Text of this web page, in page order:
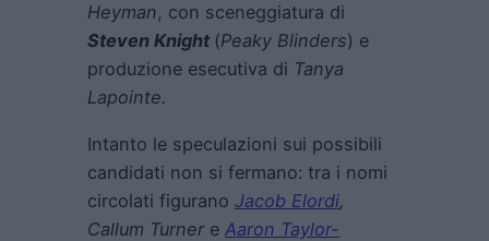
Heyman, con sceneggiatura di
Steven Knight (Peaky Blinders) e
produzione esecutiva di Tanya
Lapointe.
Intanto le speculazioni sui possibili
candidati non si fermano: tra i nomi
circolati figurano Jacob Elordi,
Callum Turnere Aaron Taylor-